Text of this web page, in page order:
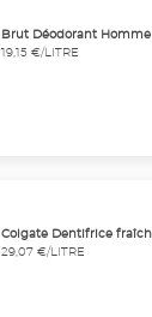
Brut Déodorant
19,15 €/LITRE
Colgate Dentifrice
29,07 €/LITRE